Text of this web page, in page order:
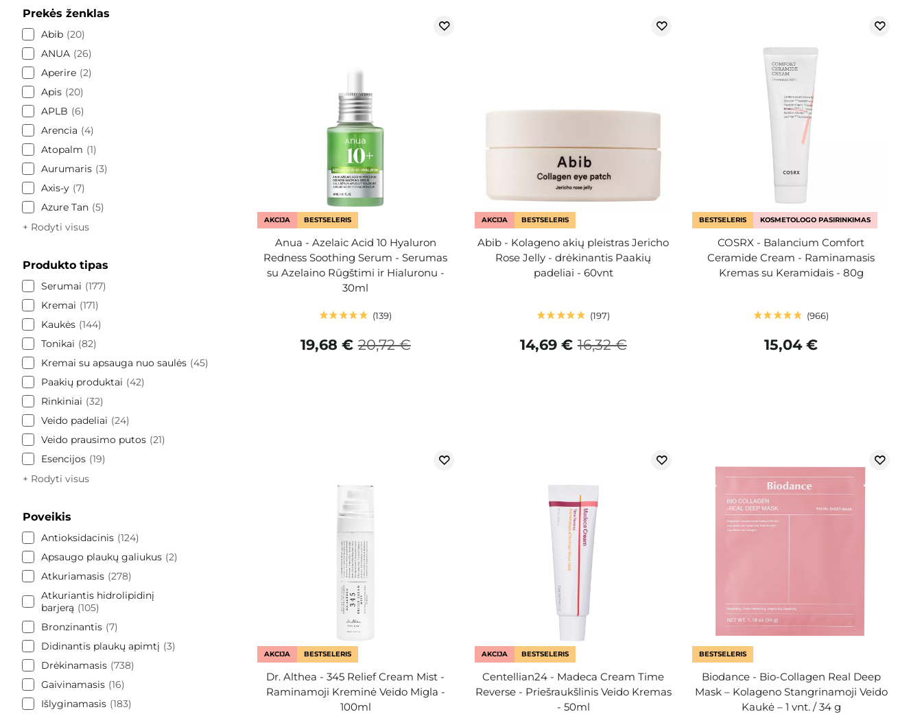
Prekės ženklas
Abib 20
ANUA 26
Aperire 2
Apis 20
APLB
6
Arencia
4
Atopalm
1
Aurumaris 3
Axis-y 7
Azure Tan 5
+ Rodyti visus
Produkto tipas
Serumai
177
Kremai
171
Kaukės 144
Tonikai
82
Kremai su apsauga nuo saulės 45
Paakių produktai
42
Rinkiniai
32
Veido padeliai
24
Veido prausimo putos 21
Esencijos 19
+ Rodyti visus
Poveikis
Antioksidacinis 124
Apsaugo plaukų galiukus 2
Atkuriamasis 278
Atkuriantis hidrolipidinį
barjerą
105
Bronzinantis 7
Didinantis plaukų apimtį
3
Drėkinamasis 738
Gaivinamasis 16
Išlyginamasis 183
AKCIJA BESTSELERIS
Anua - Azelaic Acid 10 Hyaluron
Redness Soothing Serum - Serumas
su Azelaino Rūgštimi ir Hialuronu -
30ml
139
20,72 €
19,68 €
AKCIJA BESTSELERIS
Abib - Kolageno akių pleistras Jericho
Rose Jelly - drėkinantis Paakių
padeliai - 60vnt
197
16,32 €
14,69 €
BESTSELERIS KOSMETOLOGO PASIRINKIMAS
COSRX - Balancium Comfort
Ceramide Cream - Raminamasis
Kremas su Keramidais - 80g
966
15,04 €
AKCIJA BESTSELERIS
Dr. Althea - 345 Relief Cream Mist -
Raminamoji Kreminė Veido Migla -
100ml
AKCIJA BESTSELERIS
Centellian24 - Madeca Cream Time
Reverse - Priešraukšlinis Veido Kremas
- 50ml
BESTSELERIS
Biodance - Bio-Collagen Real Deep
Mask – Kolageno Stangrinamoji Veido
Kaukė – 1 vnt. / 34 g